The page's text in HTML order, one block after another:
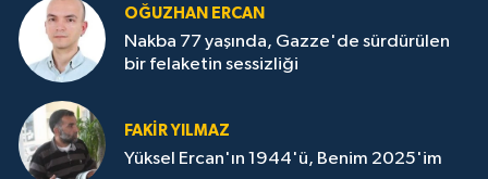
OĞUZHAN ERCAN
Nakba 77 yaşında, Gazze'de sürdürülen
bir felaketin sessizliği
FAKİR YILMAZ
Yüksel Ercan'ın 1944'ü, Benim 2025'im